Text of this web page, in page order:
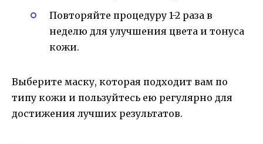
Повторяйте процедуру 1-2 раза в
неделю для улучшения цвета и тонуса
кожи.
Выберите маску, которая подходит вам по
типу кожи и пользуйтесь ею регулярно для
достижения лучших результатов.